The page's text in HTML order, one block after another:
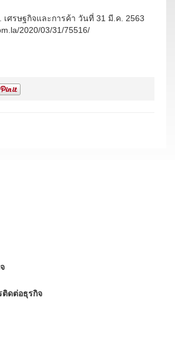
ศรษฐกิจและการค้า วันที่ 31 มี.ค. 2563
2020/03/31/75516/
ดต่อธุรกิจ